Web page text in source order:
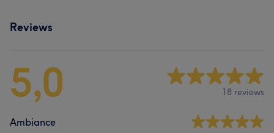
Reviews
5,0 18 reviews
Ambiance